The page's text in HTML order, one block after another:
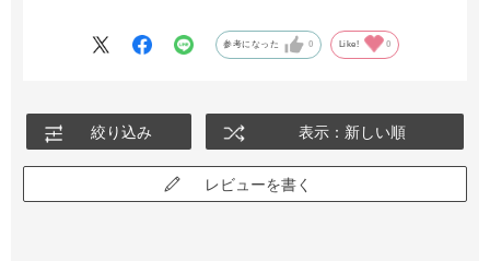
参考になった 0 Like! 0
絞り込み 表示：新しい順
レビューを書く